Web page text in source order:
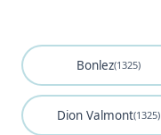
Bonlez(1325)
Dion Valmont(1325)